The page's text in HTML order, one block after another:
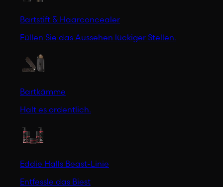
Bartstift & Haarconcealer
Füllen Sie das Aussehen lückiger Stellen.
Bartkämme
Halt es ordentlich.
Eddie Halls Beast-Linie
Entfessle das Biest